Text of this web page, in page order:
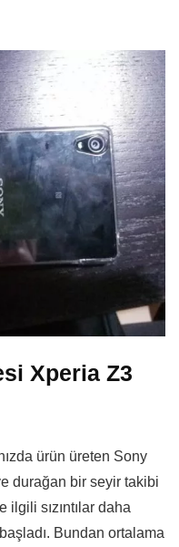
Xperia Z3
ürün üreten Sony
durağan bir seyir takibi
sızıntılar daha
Bundan ortalama